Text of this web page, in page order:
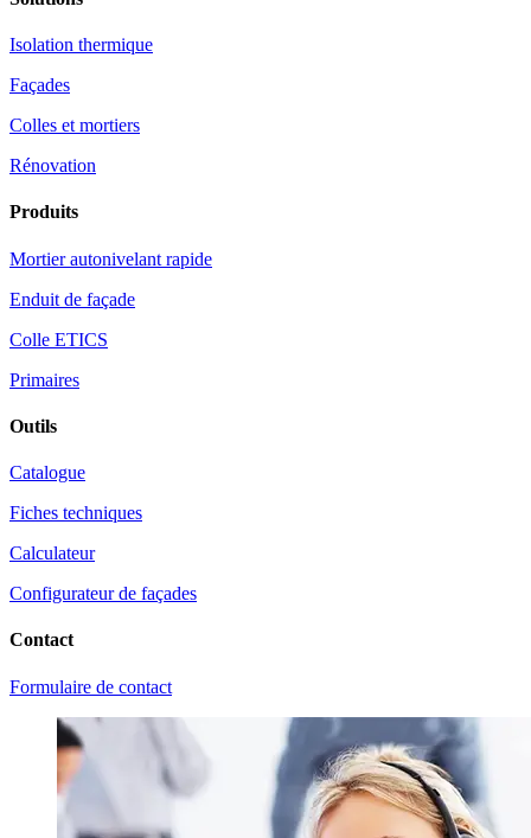
Isolation thermique
Façades
Colles et mortiers
Rénovation
Produits
Mortier autonivelant rapide
Enduit de façade
Colle ETICS
Primaires
Outils
Catalogue
Fiches techniques
Calculateur
Configurateur de façades
Contact
Formulaire de contact